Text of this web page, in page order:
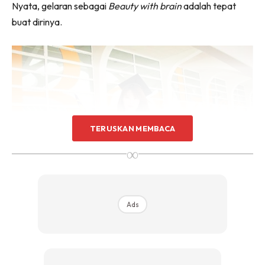
Nyata, gelaran sebagai Beauty with brainadalah tepat
buat dirinya.
TERUSKAN MEMBACA
∞
Ads